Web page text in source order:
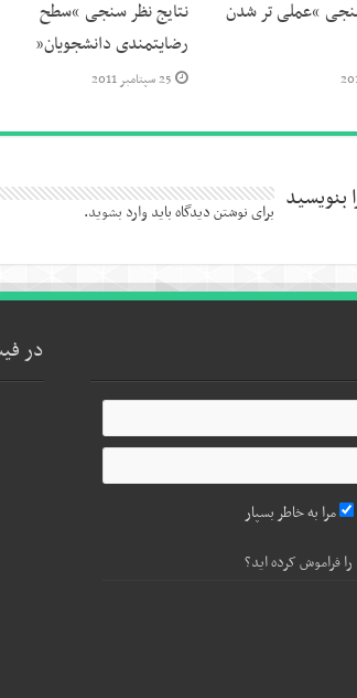
“عملی تر شدن
نتایج نظر سنجی “سطح
رضایتمندی دانشجویان”
25 سپتامبر 2011
بنویسید برای نوشتن دیدگاه باید وارد بشوید.
مرا به خاطر بسپار
فراموش کرده اید؟
در